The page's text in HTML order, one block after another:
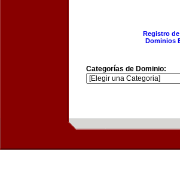
Registro
Dominios
Categorías de Dominio: